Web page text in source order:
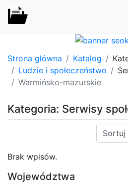
Strona główna Katalog
Ludzie i społeczeństwo
Warmińsko-mazurskie
Kategoria: Serwisy
Sortuj:
Brak wpisów.
Województwa